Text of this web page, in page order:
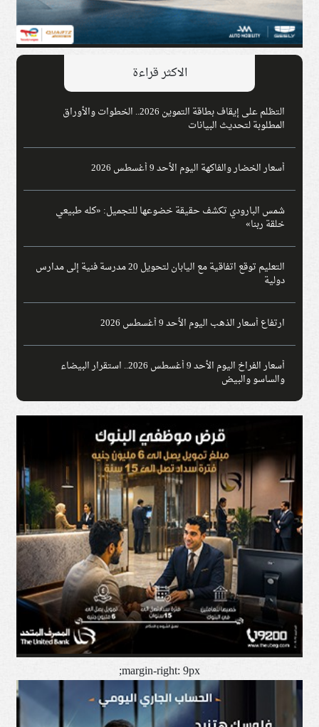
الاكثر قراءة
التظلم على إيقاف بطاقة التموين 2026.. الخطوات والأوراق
المطلوبة لتحديث البيانات
أسعار الخضار والفاكهة اليوم الأحد 9 أغسطس 2026
شمس البارودي تكشف حقيقة خضوعها للتجميل: «كله طبيعي
خلقة ربنا»
التعليم توقع اتفاقية مع اليابان لتحويل 20 مدرسة فنية إلى مدارس
دولية
ارتفاع أسعار الذهب اليوم الأحد 9 أغسطس 2026
أسعار الفراخ اليوم الأحد 9 أغسطس 2026.. استقرار البيضاء
والساسو والبيض
margin-right: 9px;